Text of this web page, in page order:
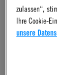
Molded Black
Pressure
Vacuum to
zulassen“,
Ihre Cookie-
unsere